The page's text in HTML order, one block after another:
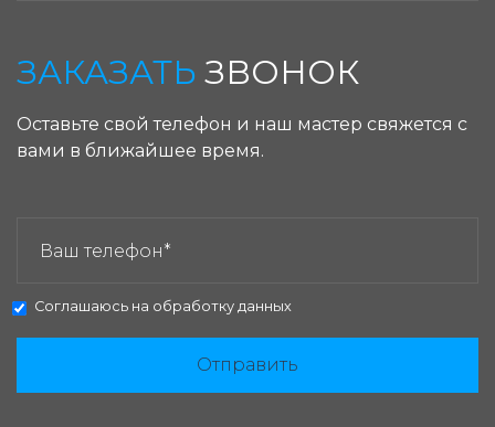
ЗАКАЗАТЬ ЗВОНОК
Оставьте свой телефон и наш мастер свяжется с
вами в ближайшее время.
Соглашаюсь на обработку данных
Отправить